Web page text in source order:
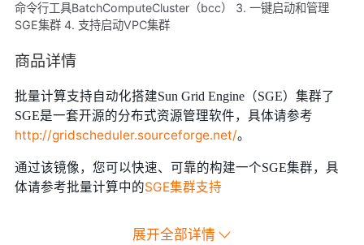
命令行工具BatchComputeCluster（bcc） 3. 一键启动和管理
SGE集群 4. 支持启动VPC集群
商品详情
批量计算支持自动化搭建Sun Grid Engine（SGE）集群了
SGE是一套开源的分布式资源管理软件，具体请参考
http://gridscheduler.sourceforge.net/。
通过该镜像，您可以快速、可靠的构建一个SGE集群，具
体请参考批量计算中的SGE集群支持
展开全部详情